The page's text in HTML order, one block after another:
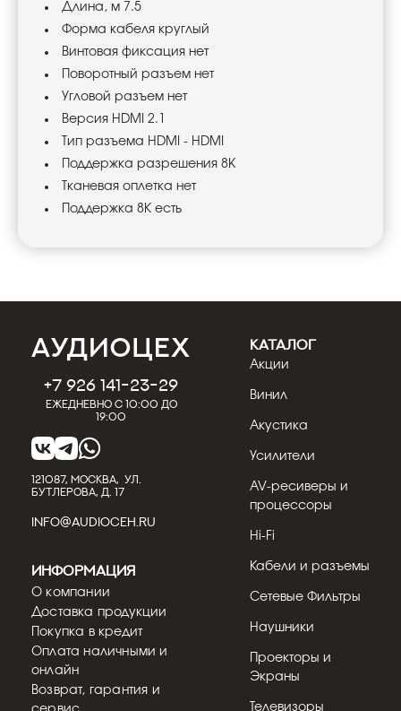
Длина, м 7.5
Форма кабеля круглый
Винтовая фиксация нет
Поворотный разъем нет
Угловой разъем нет
Версия HDMI 2.1
Тип разъема HDMI - HDMI
Поддержка разрешения 8K
Тканевая оплетка нет
Поддержка 8К есть
+7 926 141-23-29
Ежедневно с 10:00 до
19:00
121087, МОСКВА, УЛ.
БУТЛЕРОВА, Д. 17
INFO@AUDIOCEH.RU
КАТАЛОГ
Акции
Винил
Акустика
Усилители
AV-ресиверы и
процессоры
Hi-Fi
Кабели и разъемы
Сетевые Фильтры
Наушники
Проекторы и
Экраны
Телевизоры
Информация
О компании
Доставка продукции
Покупка в кредит
Оплата наличными и
онлайн
Возврат, гарантия и